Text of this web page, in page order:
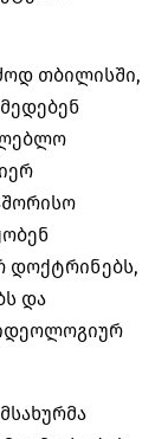
თბილისში,
დოქტრინებს,
და